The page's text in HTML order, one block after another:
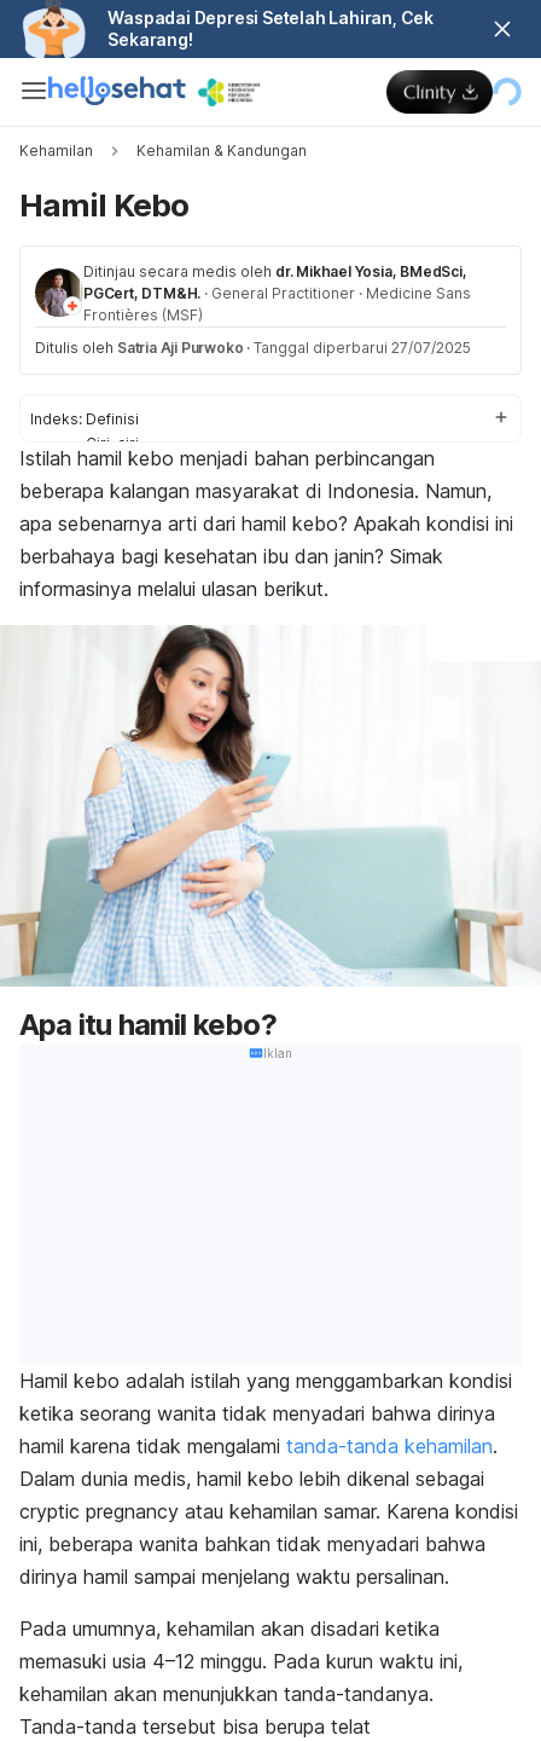
Waspadai Depresi Setelah Lahiran, Cek
Sekarang!
Kehamilan Kehamilan & Kandungan
Hamil Kebo
Ditinjau secara medis oleh dr. Mikhael Yosia, BMedSci,
PGCert, DTM&H. · General Practitioner · Medicine Sans
Frontières (MSF)
Ditulis oleh Satria Aji Purwoko · Tanggal diperbarui 27/07/2025
Indeks: Definisi
Ciri-ciri
Dampak buruk
Istilah hamil kebo menjadi bahan perbincangan
beberapa kalangan masyarakat di Indonesia. Namun,
apa sebenarnya arti dari hamil kebo? Apakah kondisi ini
berbahaya bagi kesehatan ibu dan janin? Simak
informasinya melalui ulasan berikut.
Apa itu hamil kebo?
Iklan
Hamil kebo adalah istilah yang menggambarkan kondisi
ketika seorang wanita tidak menyadari bahwa dirinya
hamil karena tidak mengalami tanda-tanda kehamilan.
Dalam dunia medis, hamil kebo lebih dikenal sebagai
cryptic pregnancy atau kehamilan samar. Karena kondisi
ini, beberapa wanita bahkan tidak menyadari bahwa
dirinya hamil sampai menjelang waktu persalinan.
Pada umumnya, kehamilan akan disadari ketika
memasuki usia 4–12 minggu. Pada kurun waktu ini,
kehamilan akan menunjukkan tanda-tandanya.
Tanda-tanda tersebut bisa berupa telat